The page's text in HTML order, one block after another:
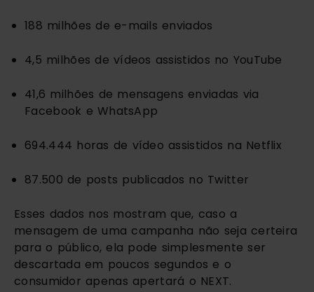
188 milhões de e-mails enviados
4,5 milhões de vídeos assistidos no YouTube
41,6 milhões de mensagens enviadas via
Facebook e WhatsApp
694.444 horas de vídeo assistidos na Netflix
87.500 de posts publicados no Twitter
Esses dados nos mostram que, caso a
mensagem de uma campanha não seja certeira
para o público, ela pode simplesmente ser
descartada em poucos segundos e o
consumidor apenas apertará o NEXT.